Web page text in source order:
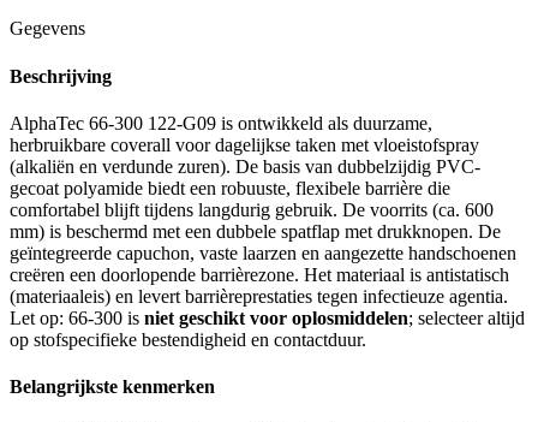
Gegevens
Beschrijving
AlphaTec 66-300 122-G09 is ontwikkeld als duurzame,
herbruikbare coverall voor dagelijkse taken met vloeistofspray
(alkaliën en verdunde zuren). De basis van dubbelzijdig PVC-
gecoat polyamide biedt een robuuste, flexibele barrière die
comfortabel blijft tijdens langdurig gebruik. De voorrits (ca. 600
mm) is beschermd met een dubbele spatflap met drukknopen. De
geïntegreerde capuchon, vaste laarzen en aangezette handschoenen
creëren een doorlopende barrièrezone. Het materiaal is antistatisch
(materiaaleis) en levert barrièreprestaties tegen infectieuze agentia.
Let op: 66-300 is niet geschikt voor oplosmiddelen; selecteer altijd
op stofspecifieke bestendigheid en contactduur.
Belangrijkste kenmerken